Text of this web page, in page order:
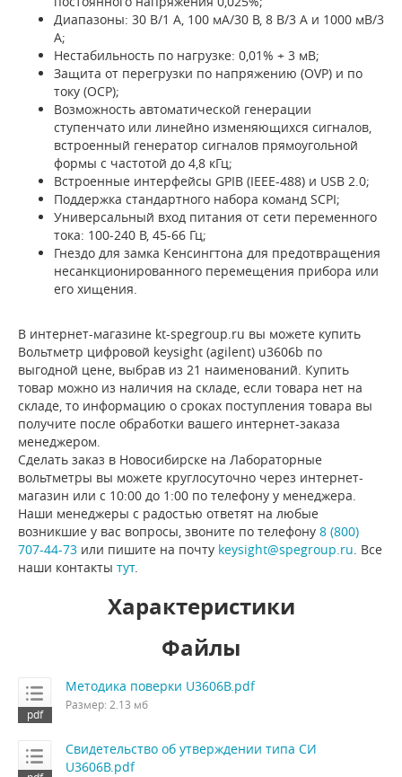
Диапазоны: 30 В/1 А, 100 мА/30 В, 8 В/3 А и 1000 мВ/3
А;
Нестабильность по нагрузке: 0,01% + 3 мВ;
Защита от перегрузки по напряжению (OVP) и по
току (OCP);
Возможность автоматической генерации
ступенчато или линейно изменяющихся сигналов,
встроенный генератор сигналов прямоугольной
формы с частотой до 4,8 кГц;
Встроенные интерфейсы GPIB (IEEE-488) и USB 2.0;
Поддержка стандартного набора команд SCPI;
Универсальный вход питания от сети переменного
тока: 100-240 В, 45-66 Гц;
Гнездо для замка Кенсингтона для предотвращения
несанкционированного перемещения прибора или
его хищения.
В интернет-магазине kt-spegroup.ru вы можете купить
Вольтметр цифровой keysight (agilent) u3606b по
выгодной цене, выбрав из 21 наименований. Купить
товар можно из наличия на складе, если товара нет на
складе, то информацию о сроках поступления товара вы
получите после обработки вашего интернет-заказа
менеджером.
Сделать заказ в Новосибирске на Лабораторные
вольтметры вы можете круглосуточно через интернет-
магазин или с 10:00 до 1:00 по телефону у менеджера.
Наши менеджеры с радостью ответят на любые
возникшие у вас вопросы, звоните по телефону 8 (800)
707-44-73 или пишите на почту keysight@spegroup.ru. Все
наши контакты тут.
Характеристики
Файлы
Методика поверки U3606B.pdf
Размер: 2.13 мб
Свидетельство об утверждении типа СИ
U3606B.pdf